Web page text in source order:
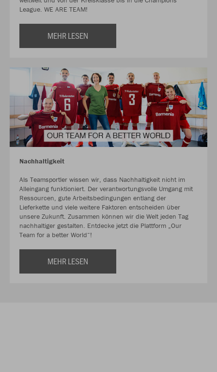
League. WE ARE TEAM!
MEHR LESEN
Nachhaltigkeit
Als Teamsportler wissen wir, dass Nachhaltigkeit nicht im
Alleingang funktioniert. Der verantwortungsvolle Umgang mit
Ressourcen, gute Arbeitsbedingungen entlang der
Lieferkette und viele weitere Faktoren entscheiden über
unsere Zukunft. Zusammen können wir die Welt jeden Tag
nachhaltiger gestalten. Entdecke jetzt die Plattform „Our
Team for a better World“!
MEHR LESEN